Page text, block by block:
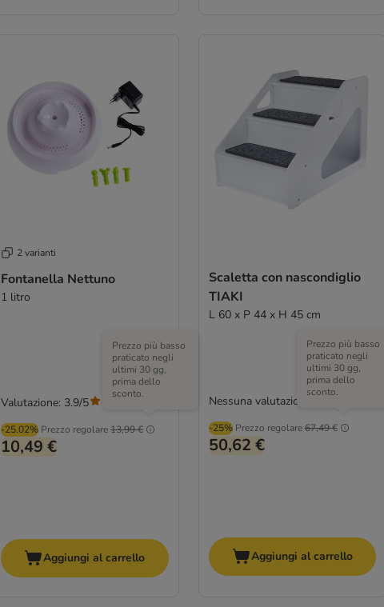
2 varianti
Fontanella Nettuno
1 litro
-25.02% Prezzo regolare13,99 €
Prezzo più basso
praticato negli
ultimi 30 gg,
prima dello
sconto.
10,49 €
Valutazione: 3.9/5
Aggiungi al carrello
Scaletta con nascondiglio
TIAKI
L 60 x P 44 x H 45 cm
-25% Prezzo regolare67,49 €
Prezzo più basso
praticato negli
ultimi 30 gg,
prima dello
sconto.
50,62 €
Nessuna valutazione
Aggiungi al carrello